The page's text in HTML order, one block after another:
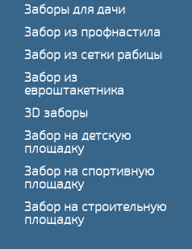
Заборы для дачи
Забор из профнастила
Забор из сетки рабицы
Забор из
евроштакетника
3D заборы
Забор на детскую
площадку
Забор на спортивную
площадку
Забор на строительную
площадку